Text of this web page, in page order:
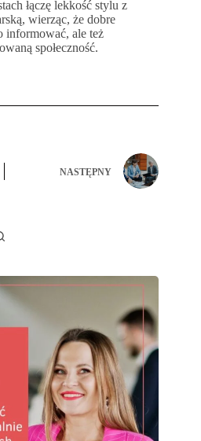
łączę lekkość stylu z
wierząc, że dobre
informować, ale też
społeczność.
NASTĘPNY